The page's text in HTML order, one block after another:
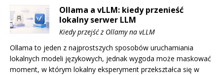
Ollama a vLLM: kiedy przenieść
lokalny serwer LLM
Kiedy przejść z Ollamy na vLLM
Ollama to jeden z najprostszych sposobów uruchamiania
lokalnych modeli językowych, jednak wygoda może maskować
moment, w którym lokalny eksperyment przekształca się w